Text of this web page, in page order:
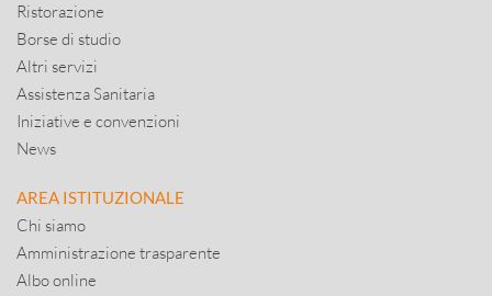
Ristorazione
Borse di studio
Altri servizi
Assistenza Sanitaria
Iniziative e convenzioni
News
AREA ISTITUZIONALE
Chi siamo
Amministrazione trasparente
Albo online